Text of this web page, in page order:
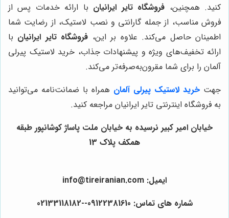
کنید. همچنین، فروشگاه تایر ایرانیان با ارائه خدمات پس از
فروش مناسب، از جمله گارانتی و نصب لاستیک، از رضایت شما
اطمینان حاصل می‌کند. علاوه بر این، فروشگاه تایر ایرانیان با
ارائه تخفیف‌های ویژه و پیشنهادات جذاب، خرید لاستیک پیرلی
آلمان را برای شما مقرون‌به‌صرفه‌تر می‌کند.
جهت خرید لاستیک پیرلی آلمان همراه با ضمانت‌نامه می‌توانید
به فروشگاه اینترنتی تایر ایرانیان مراجعه کنید.
خیابان امیر کبیر نرسیده به خیابان ملت پاساژ کوشانپور طبقه
همکف پلاک 13
ایمیل: info@tireiranian.com
شماره های تماس: 09122381610--02133118182